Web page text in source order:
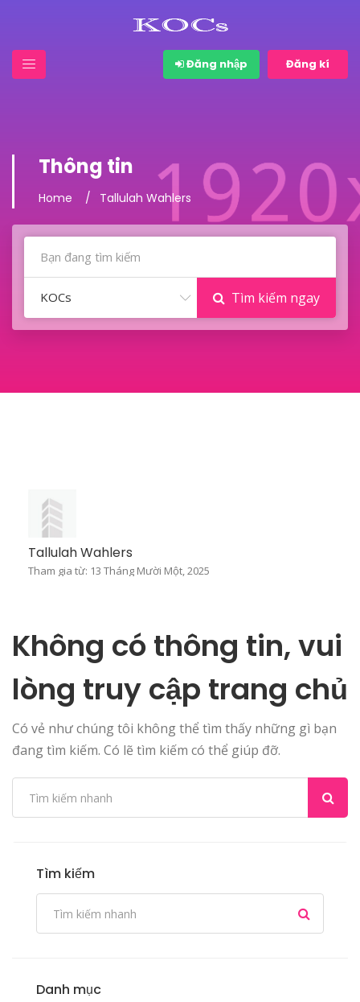
Đăng nhập Đăng kí
Thông tin
Home Tallulah Wahlers
KOCs Tìm kiếm ngay
Tallulah Wahlers
Tham gia từ: 13 Tháng Mười Một, 2025
Không có thông tin, vui
lòng truy cập trang chủ
Có vẻ như chúng tôi không thể tìm thấy những gì bạn
đang tìm kiếm. Có lẽ tìm kiếm có thể giúp đỡ.
Tìm kiếm
Danh mục